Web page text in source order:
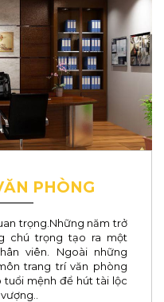
PHÒNG
trọng.Những năm trở
chú trọng tạo ra một
viên. Ngoài những
trang trí văn phòng
mệnh để hút tài lộc